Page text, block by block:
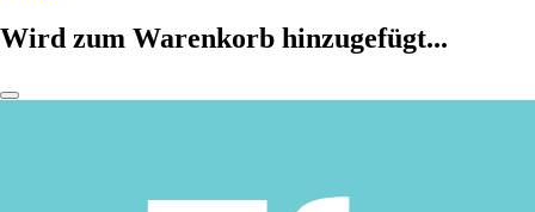
Wird zum Warenkorb hinzugefügt...